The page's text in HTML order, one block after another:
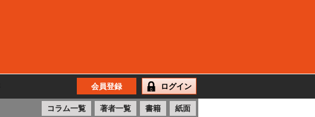
会員登録 ログイン
コラム一覧 著者一覧 書籍 紙面